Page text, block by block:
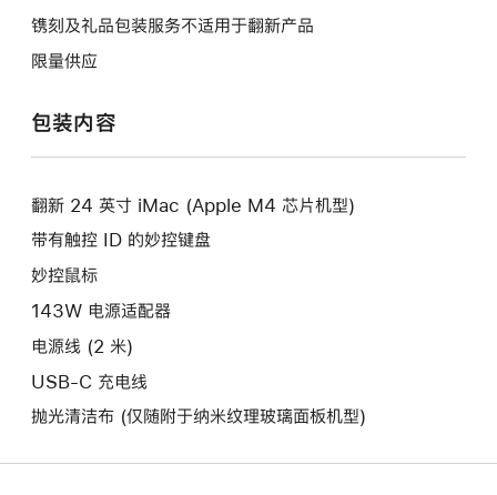
打 将
口。
操
新
窗
镌刻及礼品包装服务不适用于翻新产品
限量供应
包装内容
翻新 24 英寸 iMac (Apple M4 芯片机型)
带有触控 ID 的妙控键盘
妙控鼠标
143W 电源适配器
电源线 (2 米)
USB-C 充电线
抛光清洁布 (仅随附于纳米纹理玻璃面板机型)